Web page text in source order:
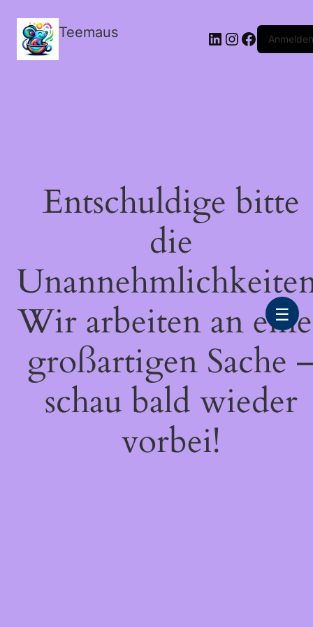
Teemaus LinkedIn
Instagram
FacebookAnmelden
Entschuldige bitte
die
Wir arbeiten an
großartigen Sache
schau bald wieder
vorbei!
☰